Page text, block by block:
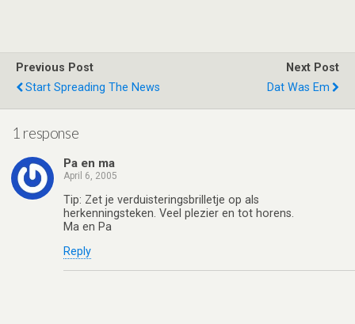
er dI
n
t
A
p
o
Previous Post
Start Spreading The News
Next Post
Dat Was Em
1 response
Pa en ma
April 6, 2005
Tip: Zet je verduisteringsbrilletje op als
herkenningsteken. Veel plezier en tot horens.
Ma en Pa
Reply